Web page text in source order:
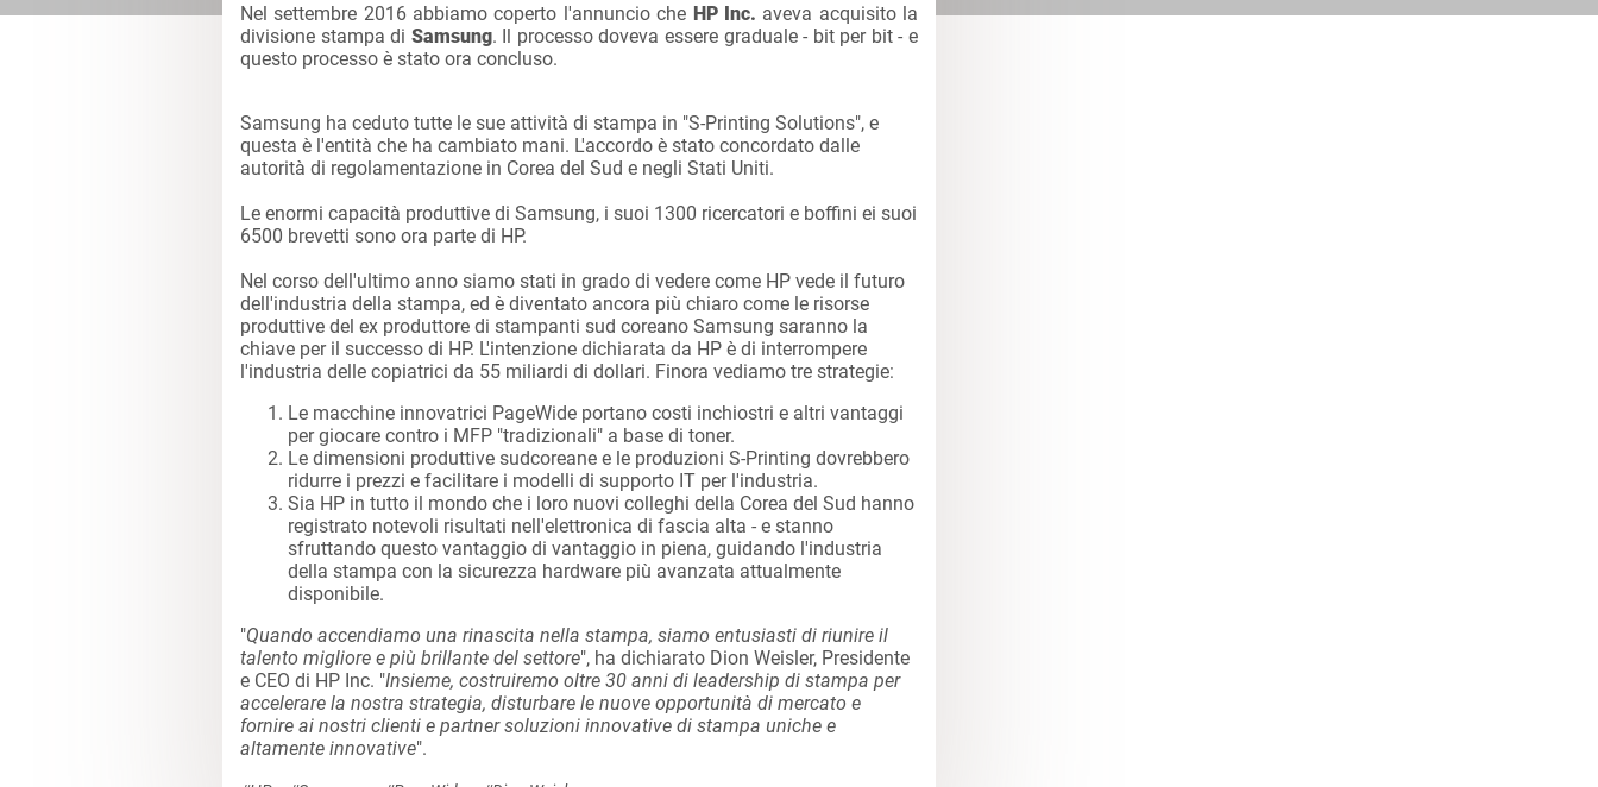
Nel settembre 2016 abbiamo coperto l'annuncio che HP Inc. aveva acquisito la
divisione stampa di Samsung. Il processo doveva essere graduale - bit per bit - e
questo processo è stato ora concluso.
Samsung ha ceduto tutte le sue attività di stampa in "S-Printing Solutions", e
questa è l'entità che ha cambiato mani. L'accordo è stato concordato dalle
autorità di regolamentazione in Corea del Sud e negli Stati Uniti.
Le enormi capacità produttive di Samsung, i suoi 1300 ricercatori e boffini ei suoi
6500 brevetti sono ora parte di HP.
Nel corso dell'ultimo anno siamo stati in grado di vedere come HP vede il futuro
dell'industria della stampa, ed è diventato ancora più chiaro come le risorse
produttive del ex produttore di stampanti sud coreano Samsung saranno la
chiave per il successo di HP. L'intenzione dichiarata da HP è di interrompere
l'industria delle copiatrici da 55 miliardi di dollari. Finora vediamo tre strategie:
Le macchine innovatrici PageWide portano costi inchiostri e altri vantaggi
per giocare contro i MFP "tradizionali" a base di toner.
Le dimensioni produttive sudcoreane e le produzioni S-Printing dovrebbero
ridurre i prezzi e facilitare i modelli di supporto IT per l'industria.
Sia HP in tutto il mondo che i loro nuovi colleghi della Corea del Sud hanno
registrato notevoli risultati nell'elettronica di fascia alta - e stanno
sfruttando questo vantaggio di vantaggio in piena, guidando l'industria
della stampa con la sicurezza hardware più avanzata attualmente
disponibile.
"Quando accendiamo una rinascita nella stampa, siamo entusiasti di riunire il
talento migliore e più brillante del settore", ha dichiarato Dion Weisler, Presidente
e CEO di HP Inc. "Insieme, costruiremo oltre 30 anni di leadership di stampa per
accelerare la nostra strategia, disturbare le nuove opportunità di mercato e
fornire ai nostri clienti e partner soluzioni innovative di stampa uniche e
altamente innovative".